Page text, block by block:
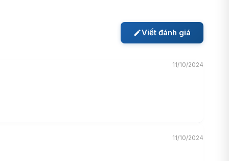
Viết đánh giá
11/10/2024
11/10/2024